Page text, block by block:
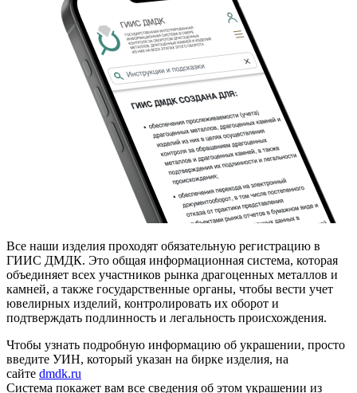
Все наши изделия проходят обязательную регистрацию в
ГИИС ДМДК. Это общая информационная система, которая
объединяет всех участников рынка драгоценных металлов и
камней, а также государственные органы, чтобы вести учет
ювелирных изделий, контролировать их оборот и
подтверждать подлинность и легальность происхождения.
Чтобы узнать подробную информацию об украшении, просто
введите УИН, который указан на бирке изделия, на
сайте dmdk.ru
Система покажет вам все сведения об этом украшении из